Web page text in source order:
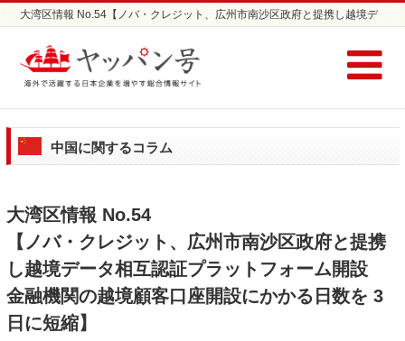
大湾区情報 No.54【ノバ・クレジット、広州市南沙区政府と提携し越境デ
日数を 3 日に短縮】 | 日本企業の海外進出支援サイト ヤッパン号
中国に関するコラム
大湾区情報 No.54
【ノバ・クレジット、広州市南沙区政府と提携
し越境データ相互認証プラットフォーム開設
金融機関の越境顧客口座開設にかかる日数を 3
日に短縮】